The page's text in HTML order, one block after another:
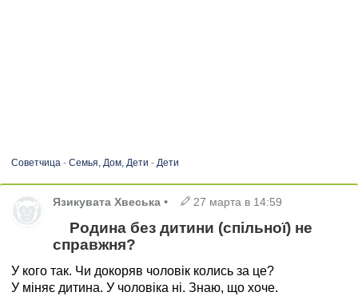
Советчица- Семья, Дом, Дети - Дети
Язикувата Хвеська • 27 марта в 14:59
Родина без дитини (спільної) не
справжня?
У кого так. Чи докоряв чоловік колись за це?
У міняє дитина. У чоловіка ні. Знаю, що хоче.